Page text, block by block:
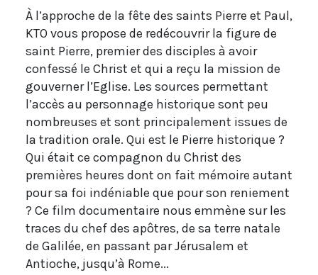
À l’approche de la fête des saints Pierre et Paul,
KTO vous propose de redécouvrir la figure de
saint Pierre, premier des disciples à avoir
confessé le Christ et qui a reçu la mission de
gouverner l’Eglise. Les sources permettant
l’accès au personnage historique sont peu
nombreuses et sont principalement issues de
la tradition orale. Qui est le Pierre historique ?
Qui était ce compagnon du Christ des
premières heures dont on fait mémoire autant
pour sa foi indéniable que pour son reniement
? Ce film documentaire nous emmène sur les
traces du chef des apôtres, de sa terre natale
de Galilée, en passant par Jérusalem et
Antioche, jusqu’à Rome...